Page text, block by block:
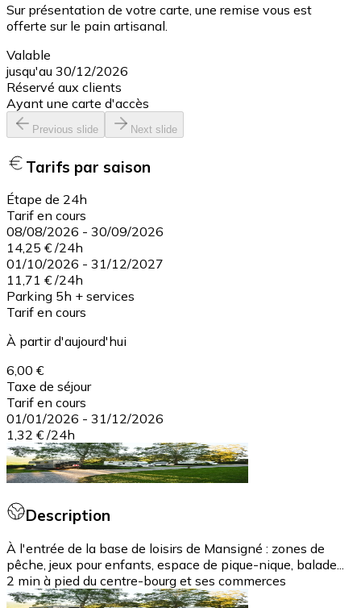
Sur présentation de votre carte, une remise vous est
offerte sur le pain artisanal.
Valable
jusqu'au 30/12/2026
Réservé aux clients
Ayant une carte d'accès
Previous slide Next slide
Tarifs par saison
Étape de 24h
Tarif en cours
08/08/2026 - 30/09/2026
14,25 € /24h
01/10/2026 - 31/12/2027
11,71 € /24h
Parking 5h + services
Tarif en cours
À partir d'aujourd'hui
6,00 €
Taxe de séjour
Tarif en cours
01/01/2026 - 31/12/2026
1,32 € /24h
Description
À l'entrée de la base de loisirs de Mansigné : zones de
pêche, jeux pour enfants, espace de pique-nique, balade...
2 min à pied du centre-bourg et ses commerces